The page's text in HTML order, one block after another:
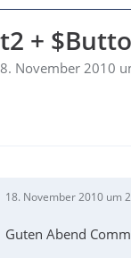
+
November 2010
18. November 2010 um
Guten Abend